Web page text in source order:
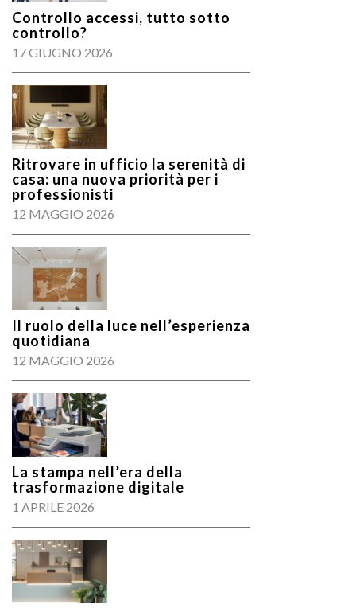
Controllo accessi, tutto sotto
controllo?
17 GIUGNO 2026
Ritrovare in ufficio la serenità di
casa: una nuova priorità per i
professionisti
12 MAGGIO 2026
Il ruolo della luce nell’esperienza
quotidiana
12 MAGGIO 2026
La stampa nell’era della
trasformazione digitale
1 APRILE 2026